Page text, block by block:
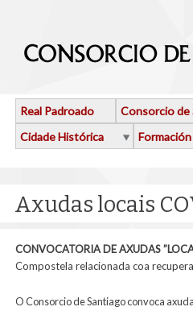
Real Padroado Consorcio de
Cidade Histórica
Formación
Axudas locais
CONVOCATORIA DE AXUDAS
Compostela relacionada coa
O Consorcio de Santiago convoca